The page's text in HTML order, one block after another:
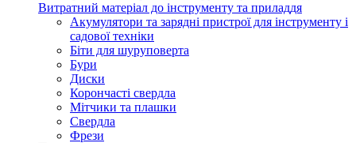
Витратний матеріал до інструменту та приладдя
Акумулятори та зарядні пристрої для інструменту і
садової техніки
Біти для шуруповерта
Бури
Диски
Корончасті свердла
Мітчики та плашки
Свердла
Фрези